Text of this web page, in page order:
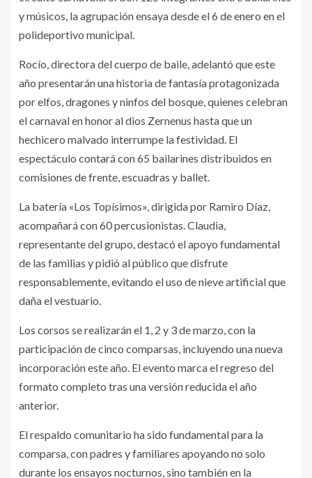
y músicos, la agrupación ensaya desde el 6 de enero en el
polideportivo municipal.
Rocío, directora del cuerpo de baile, adelantó que este
año presentarán una historia de fantasía protagonizada
por elfos, dragones y ninfos del bosque, quienes celebran
el carnaval en honor al dios Zernenus hasta que un
hechicero malvado interrumpe la festividad. El
espectáculo contará con 65 bailarines distribuidos en
comisiones de frente, escuadras y ballet.
La batería «Los Topísimos», dirigida por Ramiro Díaz,
acompañará con 60 percusionistas. Claudia,
representante del grupo, destacó el apoyo fundamental
de las familias y pidió al público que disfrute
responsablemente, evitando el uso de nieve artificial que
daña el vestuario.
Los corsos se realizarán el 1, 2 y 3 de marzo, con la
participación de cinco comparsas, incluyendo una nueva
incorporación este año. El evento marca el regreso del
formato completo tras una versión reducida el año
anterior.
El respaldo comunitario ha sido fundamental para la
comparsa, con padres y familiares apoyando no solo
durante los ensayos nocturnos, sino también en la